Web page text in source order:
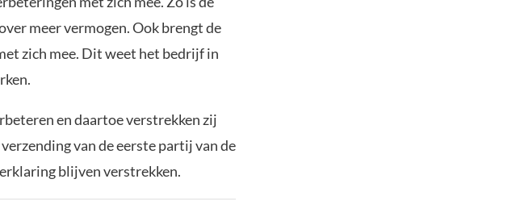
meer vermogen. Ook brengt de
zich mee. Dit weet het bedrijf in
en daartoe verstrekken zij
van de eerste partij van de
blijven verstrekken.